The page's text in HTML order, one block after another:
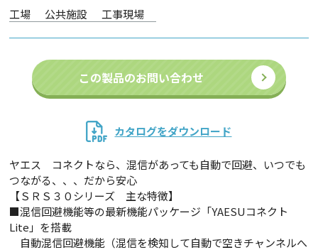
工場
公共施設 工事現場
この製品のお問い合わせ
カタログをダウンロード
ヤエス コネクトなら、混信があっても自動で回避、いつでも
つながる、、、だから安心
【ＳＲＳ３０シリーズ 主な特徴】
■混信回避機能等の最新機能パッケージ「YAESUコネクト
Lite」を搭載
自動混信回避機能（混信を検知して自動で空きチャンネルへ